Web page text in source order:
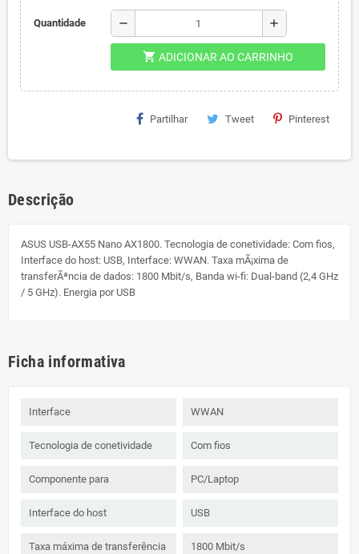
Quantidade remove add
shopping_cart ADICIONAR AO CARRINHO
Partilhar Tweet Pinterest
Descrição
ASUS USB-AX55 Nano AX1800. Tecnologia de conetividade: Com fios,
Interface do host: USB, Interface: WWAN. Taxa mÃ¡xima de
transferÃªncia de dados: 1800 Mbit/s, Banda wi-fi: Dual-band (2,4 GHz
/ 5 GHz). Energia por USB
Ficha informativa
Interface WWAN
Tecnologia de conetividade Com fios
Componente para PC/Laptop
Interface do host USB
Taxa máxima de transferência
1800 Mbit/s